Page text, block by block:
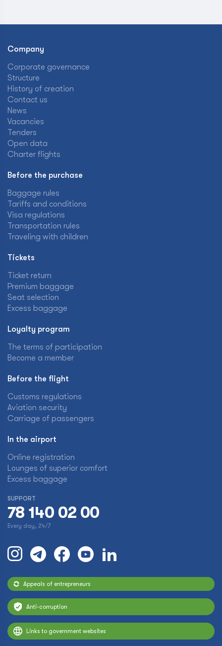
Company
Corporate governance
Structure
History of creation
Contact us
News
Vacancies
Tenders
Open data
Charter flights
Before the purchase
Baggage rules
Tariffs and conditions
Visa regulations
Transportation rules
Traveling with children
Tickets
Ticket return
Premium baggage
Seat selection
Excess baggage
Loyalty program
The terms of participation
Become a member
Before the flight
Customs regulations
Aviation security
Carriage of passengers
In the airport
Online registration
Lounges of superior comfort
Excess baggage
SUPPORT
78 140 02 00
Every day, 24/7
Appeals of entrepreneurs
Anti-corruption
Links to government websites